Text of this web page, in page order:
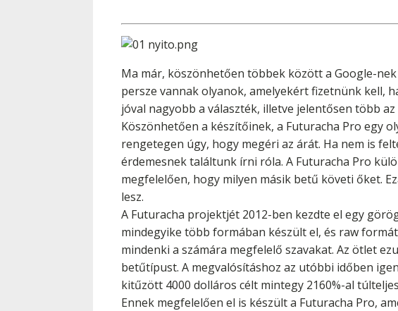
Ma már, köszönhetően többek között a Google-
persze vannak olyanok, amelyekért fizetnünk kell,
jóval nagyobb a választék, illetve jelentősen több
Köszönhetően a készítőinek, a Futuracha Pro egy
rengetegen úgy, hogy megéri az árát. Ha nem is
érdemesnek találtunk írni róla. A Futuracha Pro
megfelelően, hogy milyen másik betű követi őket.
lesz.
A Futuracha projektjét 2012-ben kezdte el egy
mindegyike több formában készült el, és raw
mindenki a számára megfelelő szavakat. Az ötlet
betűtípust. A megvalósításhoz az utóbbi időben
kitűzött 4000 dolláros célt mintegy 2160%-al
Ennek megfelelően el is készült a Futuracha Pro,